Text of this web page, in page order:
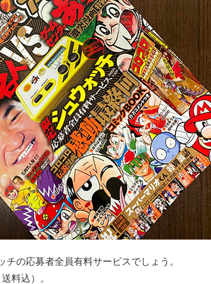
の応募者全員有料サービスでしょう。
料込）。